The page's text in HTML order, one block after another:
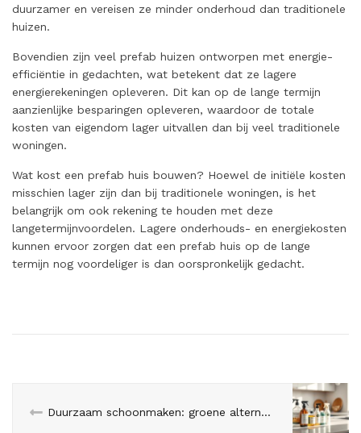
duurzamer en vereisen ze minder onderhoud dan traditionele
huizen.
Bovendien zijn veel prefab huizen ontworpen met energie-
efficiëntie in gedachten, wat betekent dat ze lagere
energierekeningen opleveren. Dit kan op de lange termijn
aanzienlijke besparingen opleveren, waardoor de totale
kosten van eigendom lager uitvallen dan bij veel traditionele
woningen.
Wat kost een prefab huis bouwen? Hoewel de initiële kosten
misschien lager zijn dan bij traditionele woningen, is het
belangrijk om ook rekening te houden met deze
langetermijnvoordelen. Lagere onderhouds- en energiekosten
kunnen ervoor zorgen dat een prefab huis op de lange
termijn nog voordeliger is dan oorspronkelijk gedacht.
Duurzaam schoonmaken: groene alternatieven voor je keuken